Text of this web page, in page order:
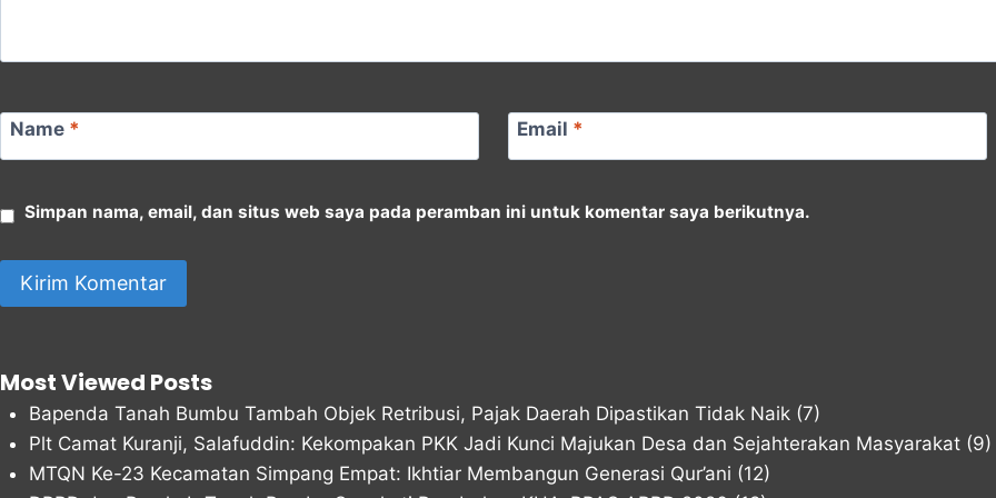
Name * Email *
Simpan nama, email, dan situs web saya pada peramban ini untuk komentar saya berikutnya.
Most Viewed Posts
Bapenda Tanah Bumbu Tambah Objek Retribusi, Pajak Daerah Dipastikan Tidak Naik (7)
Plt Camat Kuranji, Salafuddin: Kekompakan PKK Jadi Kunci Majukan Desa dan Sejahterakan Masyarakat (9)
MTQN Ke-23 Kecamatan Simpang Empat: Ikhtiar Membangun Generasi Qur’ani (12)